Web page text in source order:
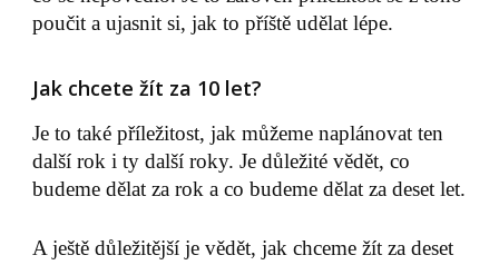
poučit a ujasnit si, jak to příště udělat lépe.
Jak chcete žít za 10 let?
Je to také příležitost, jak můžeme naplánovat ten
další rok i ty další roky. Je důležité vědět, co
budeme dělat za rok a co budeme dělat za deset let.
A ještě důležitější je vědět, jak chceme žít za deset